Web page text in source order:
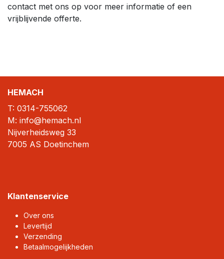
contact met ons op voor meer informatie of een
vrijblijvende offerte.
HEMACH
T: 0314-755062
M: info@hemach.nl
Nijverheidsweg 33
7005 AS Doetinchem
Klantenservice
Over ons
Levertijd
Verzending
Betaalmogelijkheden